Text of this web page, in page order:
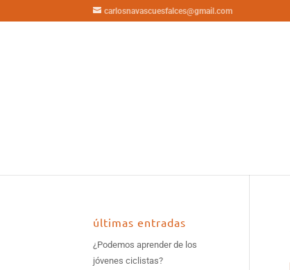
carlosnavascuesfalces@gmail.com
últimas entradas
¿Podemos aprender de los
jóvenes ciclistas?